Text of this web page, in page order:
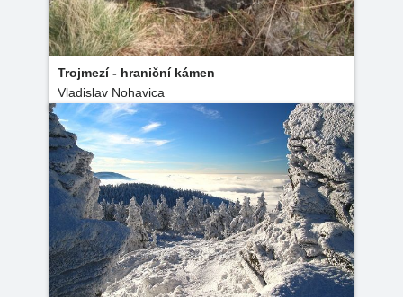
Trojmezí - hraniční kámen
Vladislav Nohavica